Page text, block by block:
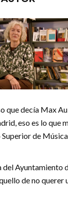
que decía Max
eso es lo que
de
del Ayuntamiento
de no